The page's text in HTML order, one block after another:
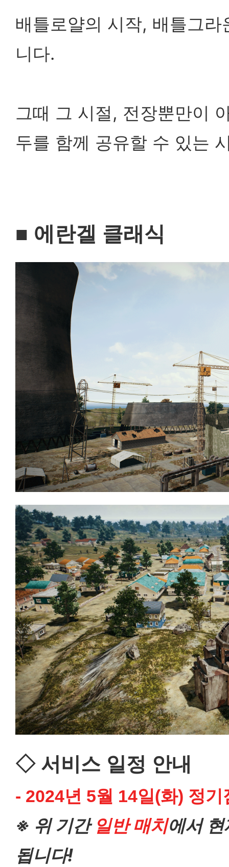
배틀로얄의 시작, 배틀그
니다.
그때 그 시절, 전장뿐만이
두를 함께 공유할 수 있는
■ 에란겔 클래식
◇ 서비스 일정 안내
- 2024년 5월 14일(화) 정
※ 위 기간 일반 매치에서
됩니다!